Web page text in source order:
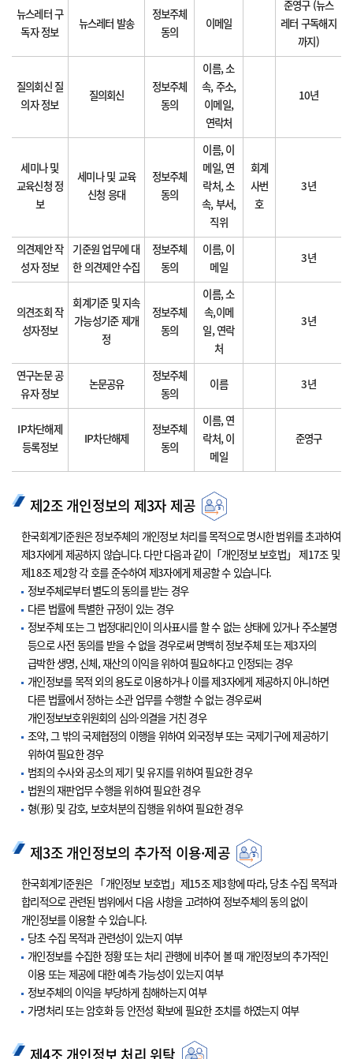
뉴스레터 구
독자 정보
뉴스레터 발송
정보주체
동의
이메일
준영구 (뉴스
레터 구독해지
까지)
질의회신 질
의자 정보
질의회신
정보주체
동의
이름, 소
속, 주소,
이메일,
연락처
10년
세미나 및
교육신청 정
보
세미나 및 교육
신청 응대
정보주체
동의
이름, 이
메일, 연
락처, 소
속, 부서,
직위
회계
사번
호
3년
의견제안 작
성자 정보
기준원 업무에 대
한 의견제안 수집
정보주체
동의
이름, 이
메일
3년
의견조회 작
성자정보
회계기준 및 지속
가능성기준 제개
정
정보주체
동의
이름, 소
속,이메
일, 연락
처
3년
연구논문 공
유자 정보
논문공유
정보주체
동의
이름 3년
IP차단해제
등록정보
IP차단해제
정보주체
동의
이름, 연
락처, 이
메일
준영구
제2조 개인정보의 제3자 제공
한국회계기준원은 정보주체의 개인정보 처리를 목적으로 명시한 범위를 초과하여
제3자에게 제공하지 않습니다. 다만 다음과 같이「개인정보 보호법」 제17조 및
제18조 제2항 각 호를 준수하여 제3자에게 제공할 수 있습니다.
정보주체로부터 별도의 동의를 받는 경우
다른 법률에 특별한 규정이 있는 경우
정보주체 또는 그 법정대리인이 의사표시를 할 수 없는 상태에 있거나 주소불명
등으로 사전 동의를 받을 수 없을 경우로써 명백히 정보주체 또는 제3자의
급박한 생명, 신체, 재산의 이익을 위하여 필요하다고 인정되는 경우
개인정보를 목적 외의 용도로 이용하거나 이를 제3자에게 제공하지 아니하면
다른 법률에서 정하는 소관 업무를 수행할 수 없는 경우로써
개인정보보호위원회의 심의·의결을 거친 경우
조약, 그 밖의 국제협정의 이행을 위하여 외국정부 또는 국제기구에 제공하기
위하여 필요한 경우
범죄의 수사와 공소의 제기 및 유지를 위하여 필요한 경우
법원의 재판업무 수행을 위하여 필요한 경우
형(形) 및 감호, 보호처분의 집행을 위하여 필요한 경우
제3조 개인정보의 추가적 이용·제공
한국회계기준원은 「개인정보 보호법」제15조 제3항에 따라, 당초 수집 목적과
합리적으로 관련된 범위에서 다음 사항을 고려하여 정보주체의 동의 없이
개인정보를 이용할 수 있습니다.
당초 수집 목적과 관련성이 있는지 여부
개인정보를 수집한 정황 또는 처리 관행에 비추어 볼 때 개인정보의 추가적인
이용 또는 제공에 대한 예측 가능성이 있는지 여부
정보주체의 이익을 부당하게 침해하는지 여부
가명처리 또는 암호화 등 안전성 확보에 필요한 조치를 하였는지 여부